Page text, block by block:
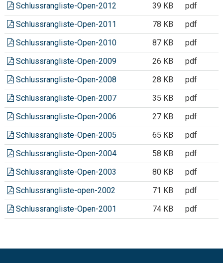
Schlussrangliste-Open-2012
39 KB
pdf
Schlussrangliste-Open-2011
78 KB
pdf
Schlussrangliste-Open-2010
87 KB
pdf
Schlussrangliste-Open-2009
26 KB
pdf
Schlussrangliste-Open-2008
28 KB
pdf
Schlussrangliste-Open-2007
35 KB
pdf
Schlussrangliste-Open-2006
27 KB
pdf
Schlussrangliste-Open-2005
65 KB
pdf
Schlussrangliste-Open-2004
58 KB
pdf
Schlussrangliste-Open-2003
80 KB
pdf
Schlussrangliste-open-2002
71 KB
pdf
Schlussrangliste-Open-2001
74 KB pdf